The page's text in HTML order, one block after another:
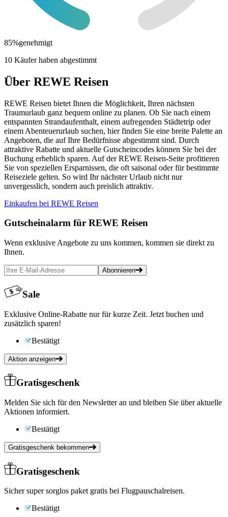
85%genehmigt
10 Käufer haben abgestimmt
Über REWE Reisen
REWE Reisen bietet Ihnen die Möglichkeit, Ihren nächsten
Traumurlaub ganz bequem online zu planen. Ob Sie nach einem
entspannten Strandaufenthalt, einem aufregenden Städtetrip oder
einem Abenteuerurlaub suchen, hier finden Sie eine breite Palette an
Angeboten, die auf Ihre Bedürfnisse abgestimmt sind. Durch
attraktive Rabatte und aktuelle Gutscheincodes können Sie bei der
Buchung erheblich sparen. Auf der REWE Reisen-Seite profitieren
Sie von speziellen Ersparnissen, die oft saisonal oder für bestimmte
Reiseziele gelten. So wird Ihr nächster Urlaub nicht nur
unvergesslich, sondern auch preislich attraktiv.
Einkaufen bei REWE Reisen
Gutscheinalarm für REWE Reisen
Wenn exklusive Angebote zu uns kommen, kommen sie direkt zu
Ihnen.
Abonnieren
Sale
Exklusive Online-Rabatte nur für kurze Zeit. Jetzt buchen und
zusätzlich sparen!
Bestätigt
Aktion anzeigen
Gratisgeschenk
Melden Sie sich für den Newsletter an und bleiben Sie über aktuelle
Aktionen informiert.
Bestätigt
Gratisgeschenk bekommen
Gratisgeschenk
Sicher super sorglos paket gratis bei Flugpauschalreisen.
Bestätigt